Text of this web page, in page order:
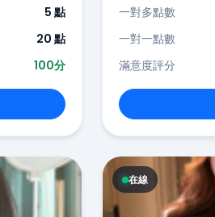
5 點
20 點
100分
一對多點數
一對一點數
滿意度評分
在線